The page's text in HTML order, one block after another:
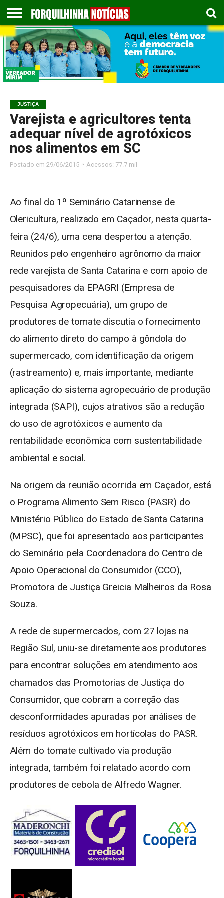
COLUNISTAS
EMPREGOS
ESPORTES
PUBLICAÇÃO
LEGAL
GASTRONOMIA
CONTATO
JUSTIÇA
Varejista e agricultores tenta
adequar nível de agrotóxicos
nos alimentos em SC
Postado em 29/06/2015 ◔ Acessos: 77.7 mil
Ao final do 1º Seminário Catarinense de
Olericultura, realizado em Caçador, nesta quarta-
feira (24/6), uma cena despertou a atenção.
Reunidos pelo engenheiro agrônomo da maior
rede varejista de Santa Catarina e com apoio de
pesquisadores da EPAGRI (Empresa de
Pesquisa Agropecuária), um grupo de
produtores de tomate discutia o fornecimento
do alimento direto do campo à gôndola do
supermercado, com identificação da origem
(rastreamento) e, mais importante, mediante
aplicação do sistema agropecuário de produção
integrada (SAPI), cujos atrativos são a redução
do uso de agrotóxicos e aumento da
rentabilidade econômica com sustentabilidade
ambiental e social.
Na origem da reunião ocorrida em Caçador, está
o Programa Alimento Sem Risco (PASR) do
Ministério Público do Estado de Santa Catarina
(MPSC), que foi apresentado aos participantes
do Seminário pela Coordenadora do Centro de
Apoio Operacional do Consumidor (CCO),
Promotora de Justiça Greicia Malheiros da Rosa
Souza.
A rede de supermercados, com 27 lojas na
Região Sul, uniu-se diretamente aos produtores
para encontrar soluções em atendimento aos
chamados das Promotorias de Justiça do
Consumidor, que cobram a correção das
desconformidades apuradas por análises de
resíduos agrotóxicos em hortícolas do PASR.
Além do tomate cultivado via produção
integrada, também foi relatado acordo com
produtores de cebola de Alfredo Wagner.